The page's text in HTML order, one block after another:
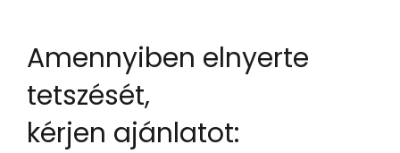
Amennyiben elnyerte
tetszését,
kérjen ajánlatot: